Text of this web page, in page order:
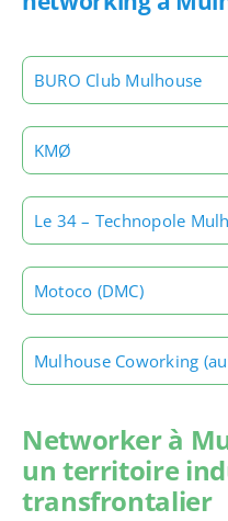
BURO Club Mulhouse
KMØ
Le 34 – Technopole
Motoco (DMC)
Mulhouse Coworking
Networker à
un territoire
transfrontalier